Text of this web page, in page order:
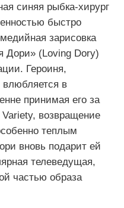
синяя рыбка‑хирург
быстро
зарисовка
Дори» (Loving Dory)
Героиня,
в
принимая его за
возвращение
теплым
вновь подарит ей
телеведущая,
частью образа